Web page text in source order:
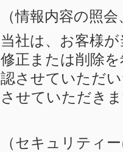
（情報内容の照
当社は、お客様
修正または削除
認させていただ
させていただき
（セキュリティ